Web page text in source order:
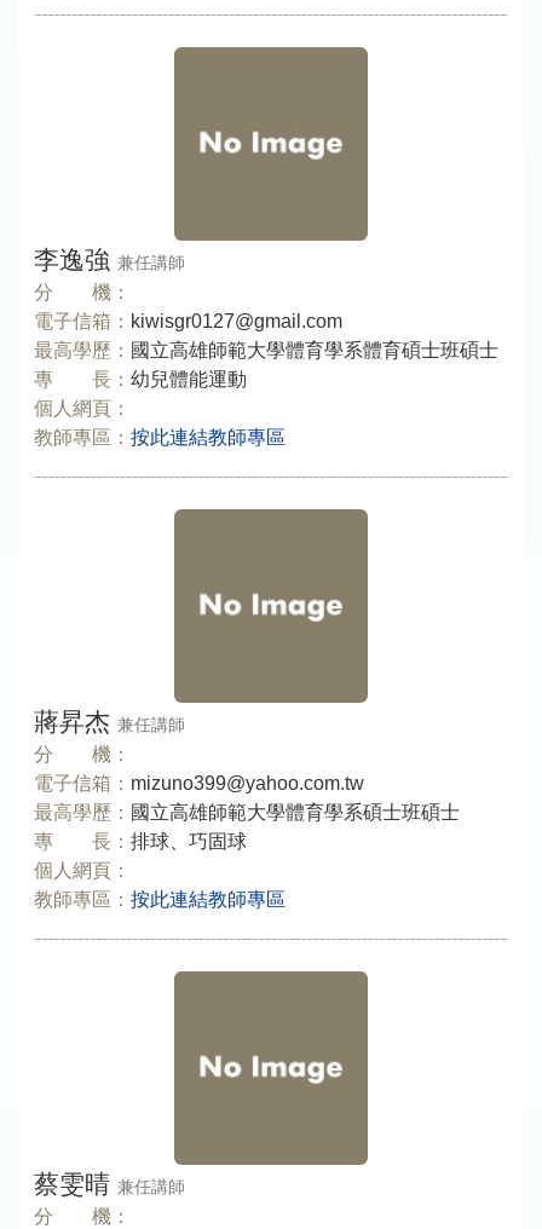
李逸強 兼任講師
分 機：
電子信箱： kiwisgr0127@gmail.com
最高學歷： 國立高雄師範大學體育學系體育碩士班碩士
專 長： 幼兒體能運動
個人網頁：
教師專區： 按此連結教師專區
蔣昇杰 兼任講師
分 機：
電子信箱： mizuno399@yahoo.com.tw
最高學歷： 國立高雄師範大學體育學系碩士班碩士
專 長： 排球、巧固球
個人網頁：
教師專區： 按此連結教師專區
蔡雯晴 兼任講師
分 機：